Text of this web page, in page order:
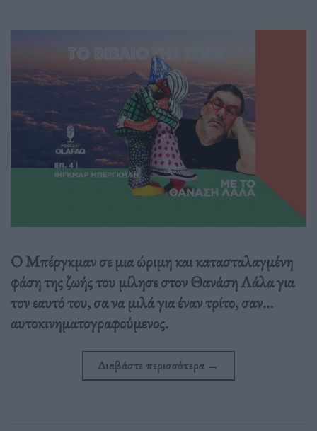
Ο Μπέργκμαν σε μια ώριμη και κατασταλαγμένη
φάση της ζωής του μίλησε στον Θανάση Λάλα για
τον εαυτό του, σα να μιλά για έναν τρίτο, σαν…
αυτοκινηματογραφούμενος.
Διαβάστε περισσότερα →